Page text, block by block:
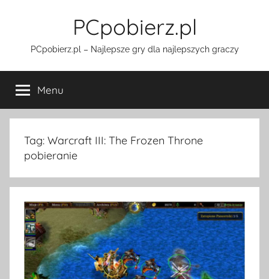
PCpobierz.pl
PCpobierz.pl – Najlepsze gry dla najlepszych graczy
Menu
Tag: Warcraft III: The Frozen Throne
pobieranie